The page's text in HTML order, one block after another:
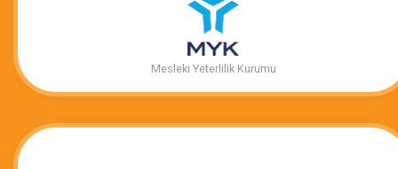
Mesleki Yeterlilik Kurumu